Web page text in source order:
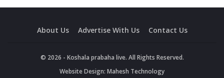
About Us Advertise With Us Contact Us
© 2026 - Koshala prabaha live. All Rights Reserved.
Website Design: Mahesh Technology